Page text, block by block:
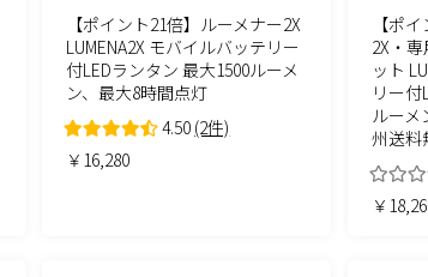
【ポイント21倍】ルーメナー2X
LUMENA2X モバイルバッテリー
付LEDランタン 最大1500ルーメ
ン、最大8時間点灯
4.50 (2件)
￥16,280
【ポ
2X・
ット
リー付
ルーメ
州送料
￥